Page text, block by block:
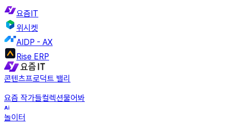
요즘IT
위시켓
AIDP - AX
Rise ERP
콘텐츠프로덕트 밸리
요즘 작가들컬렉션물어봐
놀이터